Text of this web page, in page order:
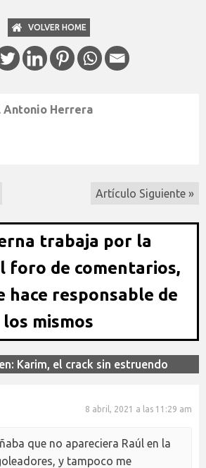
VOLVER HOME
Antonio Herrera
Artículo Siguiente »
trabaja por la
foro de comentarios,
hace responsable de
los mismos
Karim, el crack sin estruendo
8 abril, 2021 a las 11:29 am
que no apareciera Raúl en la
y tampoco me